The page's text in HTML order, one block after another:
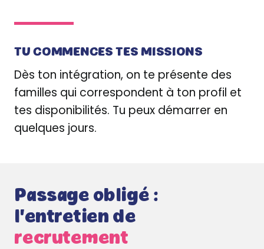
TU COMMENCES TES MISSIONS
Dès ton intégration, on te présente des
familles qui correspondent à ton profil et
tes disponibilités. Tu peux démarrer en
quelques jours.
Passage obligé :
l'entretien de
recrutement